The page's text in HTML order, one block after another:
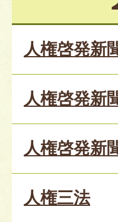
人権啓発新
人権啓発新
人権啓発新
人権三法